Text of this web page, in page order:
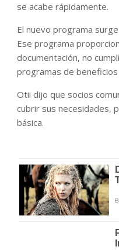
se acabe rápidamente.
El nuevo programa
Ese programa
documentación, no
programas de
Otii dijo que socios
cubrir sus necesidades,
básica.